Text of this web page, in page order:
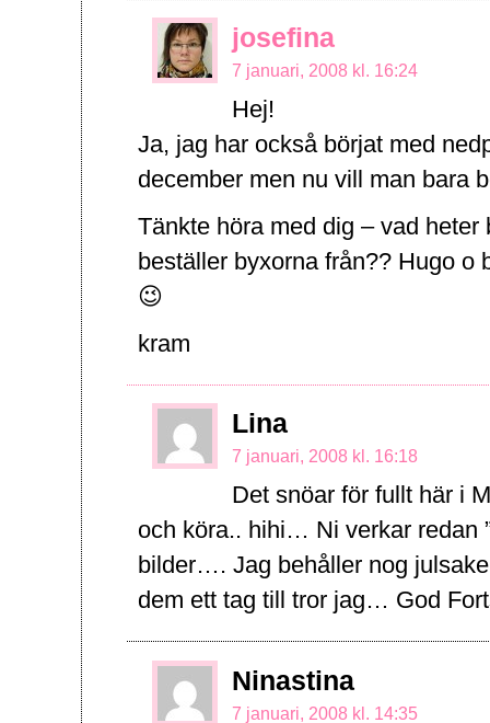
josefina
7 januari, 2008 kl. 16:24
Hej!
Ja, jag har också börjat med
december men nu vill man bara
Tänkte höra med dig – vad
beställer byxorna från?? Hugo o
😉
kram
Lina
7 januari, 2008 kl. 16:18
Det snöar för fullt här i
och köra.. hihi… Ni verkar redan
bilder…. Jag behåller nog
dem ett tag till tror jag… God
Ninastina
7 januari, 2008 kl. 14:35